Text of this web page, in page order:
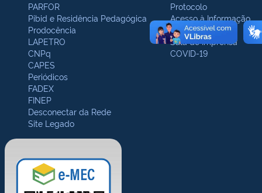
PARFOR
Pibid e Residência Pedagógica
Prodocência
LAPETRO
CNPq
CAPES
Periódicos
FADEX
FINEP
Desconectar da Rede
Site Legado
Protocolo
Acesso à Informação
Ouvidoria
Sala de Imprensa
COVID-19